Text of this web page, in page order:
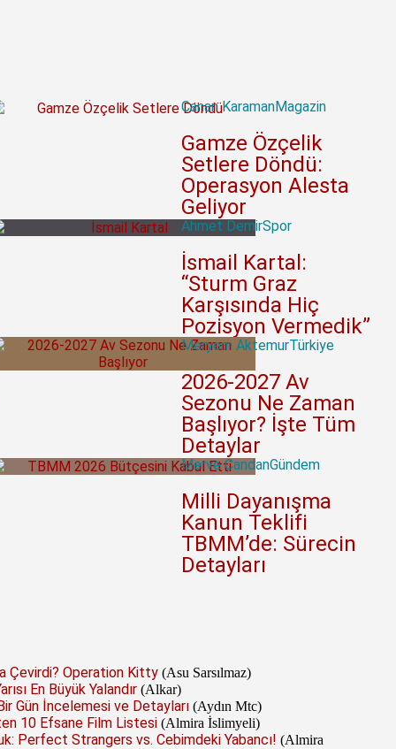
Canan KaramanMagazin
Gamze Özçelik
Setlere Döndü:
Operasyon Alesta
Geliyor
Ahmet DemirSpor
İsmail Kartal:
“Sturm Graz
Karşısında Hiç
Pozisyon Vermedik”
Meryem AktemurTürkiye
2026-2027 Av
Sezonu Ne Zaman
Başlıyor? İşte Tüm
Detaylar
Merve CandanGündem
Milli Dayanışma
Kanun Teklifi
TBMM’de: Sürecin
Detayları
Çevirdi? Operation Kitty (Asu Sarsılmaz)
En Büyük Yalandır (Alkar)
Gün İncelemesi ve Detayları (Aydın Mtc)
10 Efsane Film Listesi (Almira İslimyeli)
Perfect Strangers vs. Cebimdeki Yabancı! (Almira